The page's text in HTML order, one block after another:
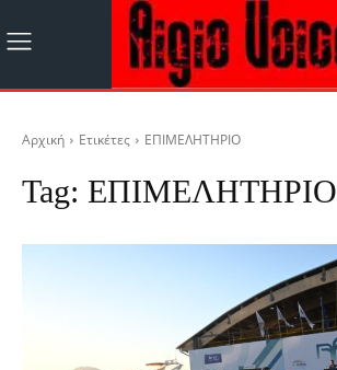
Αρχική Ετικέτες ΕΠΙΜΕΛΗΤΗΡΙΟ
Tag: ΕΠΙΜΕΛΗΤΗΡΙΟ